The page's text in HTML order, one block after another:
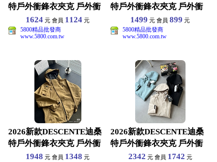
特戶外衝鋒衣夾克 戶外衝
鋒衣夾克 M-
1624 元 會員 1124 元
5800精品批發商
www.5800.com.tw
特戶外衝鋒衣夾克 戶外衝
鋒衣夾克 M-
1499 元 會員899 元
5800精品批發商
www.5800.com.tw
2026新款DESCENTE迪桑
特戶外衝鋒衣夾克 戶外衝
鋒衣夾克 M-
1948 元 會員 1348 元
2026新款DESCENTE迪桑
特戶外衝鋒衣夾克 戶外衝
鋒衣夾克 S-
2342 元 會員 1742 元